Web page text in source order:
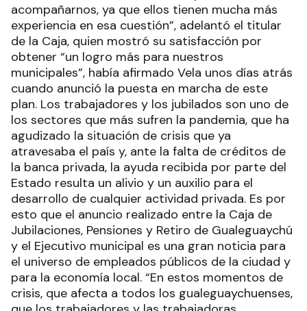
acompañarnos, ya que ellos tienen mucha más
experiencia en esa cuestión”, adelantó el titular
de la Caja, quien mostró su satisfacción por
obtener “un logro más para nuestros
municipales”, había afirmado Vela unos días atrás
cuando anunció la puesta en marcha de este
plan. Los trabajadores y los jubilados son uno de
los sectores que más sufren la pandemia, que ha
agudizado la situación de crisis que ya
atravesaba el país y, ante la falta de créditos de
la banca privada, la ayuda recibida por parte del
Estado resulta un alivio y un auxilio para el
desarrollo de cualquier actividad privada. Es por
esto que el anuncio realizado entre la Caja de
Jubilaciones, Pensiones y Retiro de Gualeguaychú
y el Ejecutivo municipal es una gran noticia para
el universo de empleados públicos de la ciudad y
para la economía local. “En estos momentos de
crisis, que afecta a todos los gualeguaychuenses,